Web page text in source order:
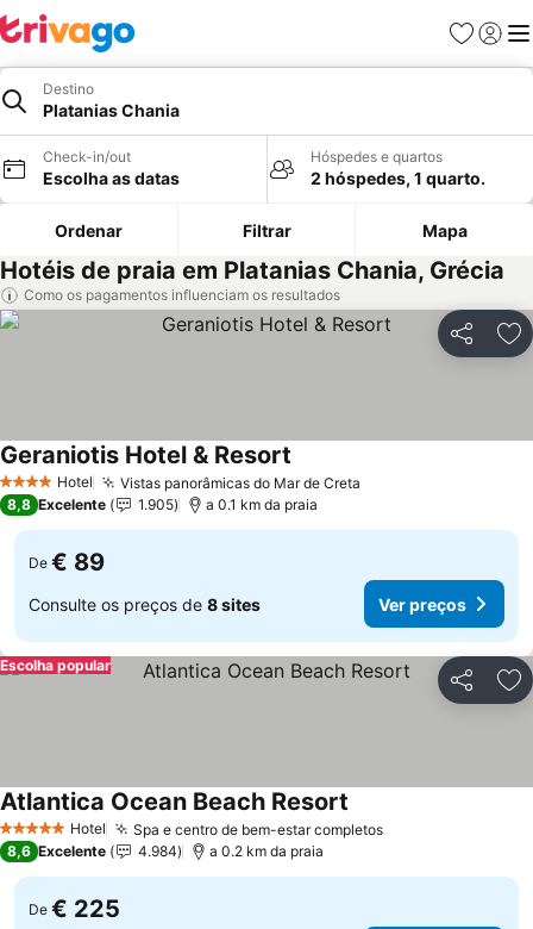
Favoritos
Iniciar
Destino
Platanias Chania
Check-in/out
Escolha as datas
Hóspedes e quartos
2 hóspedes, 1 quarto.
Ordenar Filtrar Mapa
Hotéis de praia em Platanias Chania, Grécia
Como os pagamentos influenciam os resultados
Partilhar
4 EstrelasHotel Vistas panorâmicas do Mar de Creta
Geraniotis Hotel & Resort
8,8 Excelente 1.905 a 0.1 km da praia
De € 89
Consulte os preços de 8 sites Ver preços
Partilhar
Escolha popular
5 Estrelas Hotel Spa e centro de bem-estar completosVer preços
Atlantica Ocean Beach Resort
8,6 Excelente 4.984 a 0.2 km da praia
De € 225